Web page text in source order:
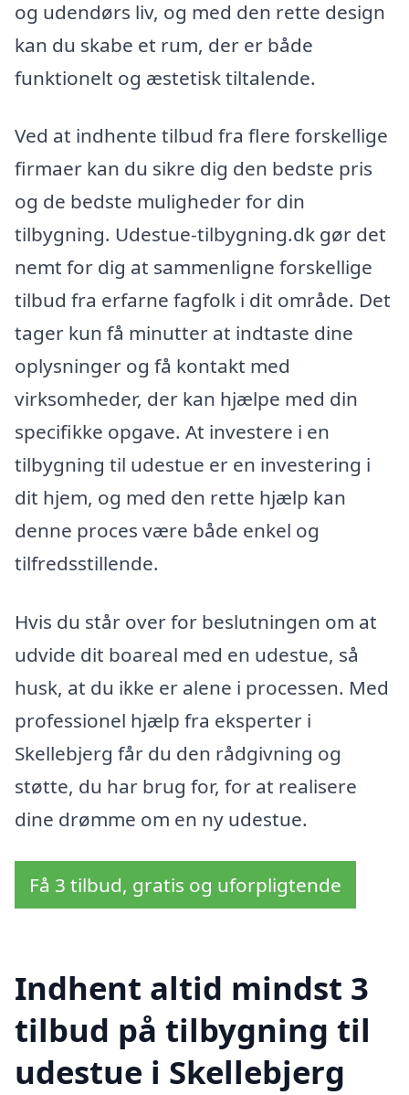
og udendørs liv, og med den rette design
kan du skabe et rum, der er både
funktionelt og æstetisk tiltalende.
Ved at indhente tilbud fra flere forskellige
firmaer kan du sikre dig den bedste pris
og de bedste muligheder for din
tilbygning. Udestue-tilbygning.dk gør det
nemt for dig at sammenligne forskellige
tilbud fra erfarne fagfolk i dit område. Det
tager kun få minutter at indtaste dine
oplysninger og få kontakt med
virksomheder, der kan hjælpe med din
specifikke opgave. At investere i en
tilbygning til udestue er en investering i
dit hjem, og med den rette hjælp kan
denne proces være både enkel og
tilfredsstillende.
Hvis du står over for beslutningen om at
udvide dit boareal med en udestue, så
husk, at du ikke er alene i processen. Med
professionel hjælp fra eksperter i
Skellebjerg får du den rådgivning og
støtte, du har brug for, for at realisere
dine drømme om en ny udestue.
Få 3 tilbud, gratis og uforpligtende
Indhent altid mindst 3
tilbud på tilbygning til
udestue i Skellebjerg